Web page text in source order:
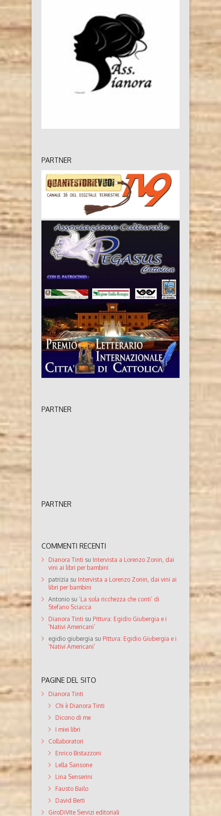
PARTNER
PARTNER
PARTNER
COMMENTI RECENTI
Dianora Tinti su Intervista a Lorenzo Zonin, dai
vini ai libri per bambini
patrizia su Intervista a Lorenzo Zonin, dai vini ai
libri per bambini
Antonio su ‘La sola ricchezza che conti’ di
Stefano Sciacca
Dianora Tinti su Pittura: Egidio Giubergia e i
‘Nativi Americani’
egidio giubergia su Pittura: Egidio Giubergia e i
‘Nativi Americani’
PAGINE DEL SITO
Dianora Tinti
Chi è Dianora Tinti
Dicono di me
I miei libri
Collaboratori
Enrico Bistazzoni
Lella Sansone
Lina Senserini
Fausto Bailo
David Berti
GiroDiVite Servizi editoriali